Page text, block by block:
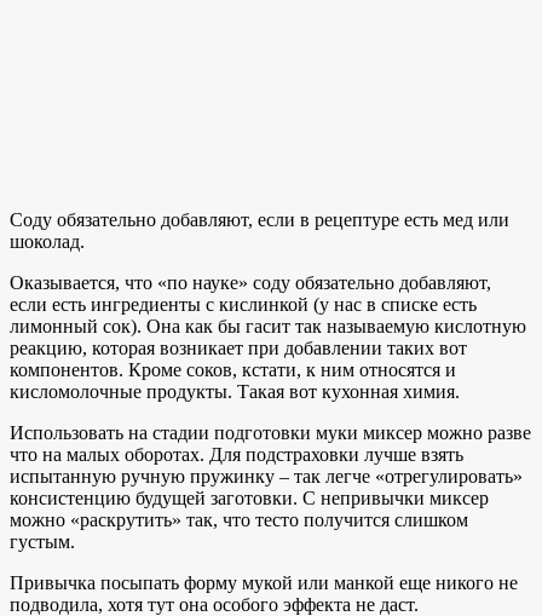
Соду обязательно добавляют, если в рецептуре есть мед или
шоколад.
Оказывается, что «по науке» соду обязательно добавляют,
если есть ингредиенты с кислинкой (у нас в списке есть
лимонный сок). Она как бы гасит так называемую кислотную
реакцию, которая возникает при добавлении таких вот
компонентов. Кроме соков, кстати, к ним относятся и
кисломолочные продукты. Такая вот кухонная химия.
Использовать на стадии подготовки муки миксер можно разве
что на малых оборотах. Для подстраховки лучше взять
испытанную ручную пружинку – так легче «отрегулировать»
консистенцию будущей заготовки. С непривычки миксер
можно «раскрутить» так, что тесто получится слишком
густым.
Привычка посыпать форму мукой или манкой еще никого не
подводила, хотя тут она особого эффекта не даст.